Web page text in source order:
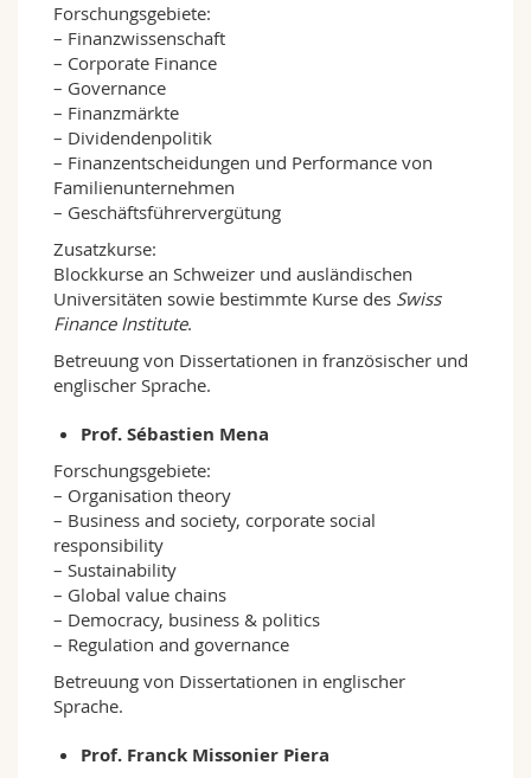
Forschungsgebiete:
– Finanzwissenschaft
– Corporate Finance
– Governance
– Finanzmärkte
– Dividendenpolitik
– Finanzentscheidungen und Performance von
Familienunternehmen
– Geschäftsführervergütung
Zusatzkurse:
Blockkurse an Schweizer und ausländischen
Universitäten sowie bestimmte Kurse des Swiss
Finance Institute.
Betreuung von Dissertationen in französischer und
englischer Sprache.
Prof. Sébastien Mena
Forschungsgebiete:
– Organisation theory
– Business and society, corporate social
responsibility
– Sustainability
– Global value chains
– Democracy, business & politics
– Regulation and governance
Betreuung von Dissertationen in englischer
Sprache.
Prof. Franck Missonier Piera